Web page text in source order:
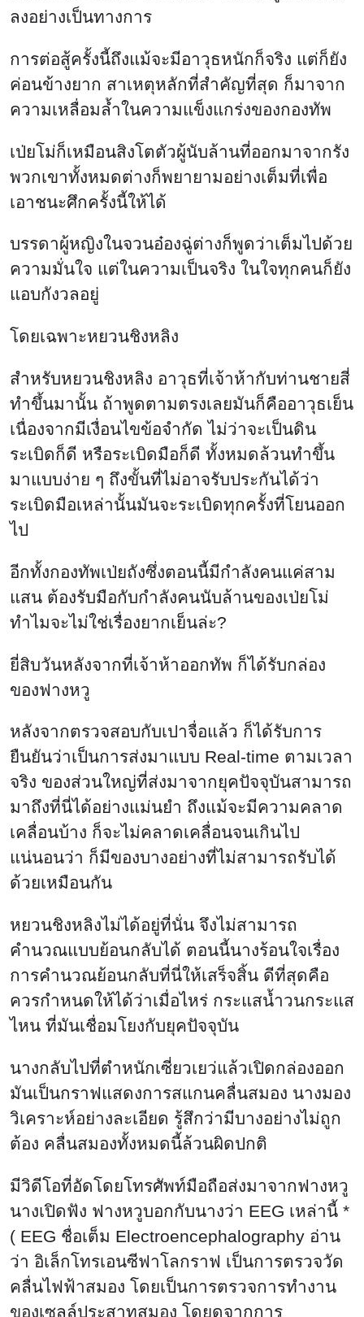
หลังจากตรวจสอบกับเปาจื่อแล้ว ก็ได้รับการ
ยืนยันว่าเป็นการส่งมาแบบ Real-time ตามเวลา
จริง ของส่วนใหญ่ที่ส่งมาจากยุคปัจจุบันสามารถ
มาถึงที่นี่ได้อย่างแม่นยำ ถึงแม้จะมีความคลาด
เคลื่อนบ้าง ก็จะไม่คลาดเคลื่อนจนเกินไป
แน่นอนว่า ก็มีของบางอย่างที่ไม่สามารถรับได้
ด้วยเหมือนกัน
หยวนชิงหลิงไม่ได้อยู่ที่นั่น จึงไม่สามารถ
คำนวณแบบย้อนกลับได้ ตอนนี้นางร้อนใจเรื่อง
การคำนวณย้อนกลับที่นี่ให้เสร็จสิ้น ดีที่สุดคือ
ควรกำหนดให้ได้ว่าเมื่อไหร่ กระแสน้ำวนกระแส
ไหน ที่มันเชื่อมโยงกับยุคปัจจุบัน
นางกลับไปที่ตำหนักเซี่ยวเยว่แล้วเปิดกล่องออก
มันเป็นกราฟแสดงการสแกนคลื่นสมอง นางมอง
วิเคราะห์อย่างละเอียด รู้สึกว่ามีบางอย่างไม่ถูก
ต้อง คลื่นสมองทั้งหมดนี้ล้วนผิดปกติ
มีวิดีโอที่อัดโดยโทรศัพท์มือถือส่งมาจากฟางหวู
นางเปิดฟัง ฟางหวูบอกกับนางว่า EEG เหล่านี้ *
( EEG ชื่อเต็ม Electroencephalography อ่าน
ว่า อิเล็กโทรเอนซีฟาโลกราฟ เป็นการตรวจวัด
คลื่นไฟฟ้าสมอง โดยเป็นการตรวจการทำงาน
ของเซลล์ประสาทสมอง โดยดูจากการ